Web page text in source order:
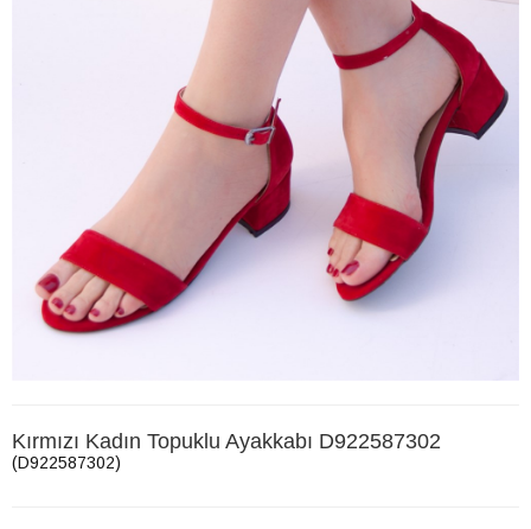
Kırmızı Kadın Topuklu Ayakkabı D922587302
(D922587302)